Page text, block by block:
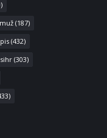
muž(187)
(432)
sihr(303)